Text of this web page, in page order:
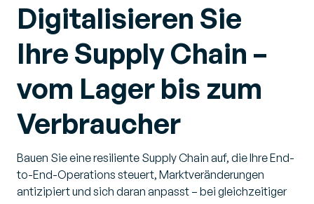
Digitalisieren Sie
Ihre Supply Chain –
vom Lager bis zum
Verbraucher
Bauen Sie eine resiliente Supply Chain auf, die Ihre End-
to-End-Operations steuert, Marktveränderungen
antizipiert und sich daran anpasst – bei gleichzeitiger